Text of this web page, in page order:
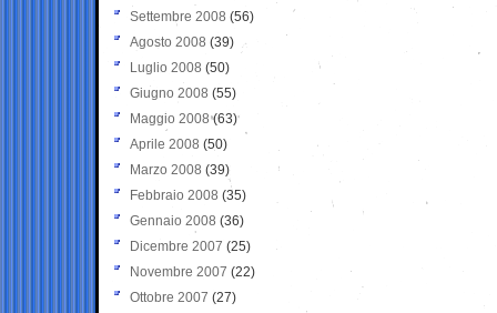
Settembre 2008 (56)
Agosto 2008 (39)
Luglio 2008 (50)
Giugno 2008 (55)
Maggio 2008(63)
Aprile 2008 (50)
Marzo 2008 (39)
Febbraio 2008 (35)
Gennaio 2008 (36)
Dicembre 2007 (25)
Novembre 2007 (22)
Ottobre 2007 (27)